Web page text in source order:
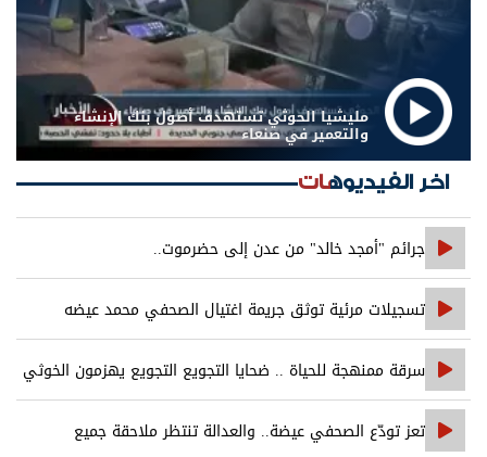
مليشيا الحوثي تستهدف أصول بنك الإنشاء
والتعمير في صنعاء
اخر الفيديوهات
جرائم "أمجد خالد" من عدن إلى حضرموت..
تسجيلات مرئية توثق جريمة اغتيال الصحفي محمد عيضه
سرقة ممنهجة للحياة .. ضحايا التجويع التجويع يهزمون الخوثي
تعز تودّع الصحفي عيضة.. والعدالة تنتظر ملاحقة جميع